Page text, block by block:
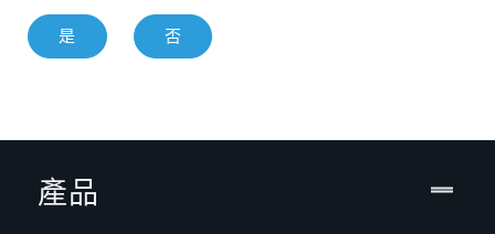
是 否
產品